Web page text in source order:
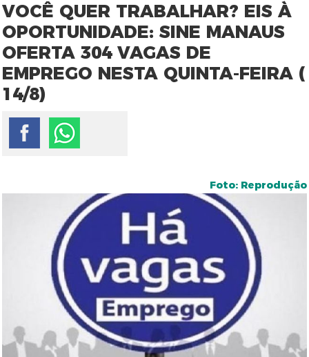
VOCÊ QUER TRABALHAR? EIS À
OPORTUNIDADE: SINE MANAUS
OFERTA 304 VAGAS DE
EMPREGO NESTA QUINTA-FEIRA (
14/8)
Foto: Reprodução